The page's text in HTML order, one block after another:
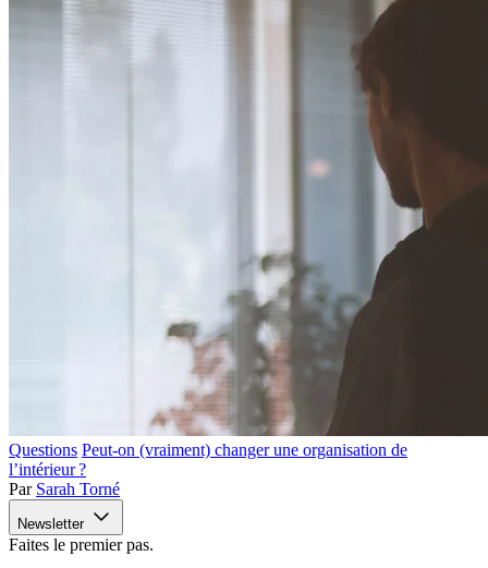
Questions Peut-on (vraiment) changer une organisation de
l’intérieur ?
Par Sarah Torné
Newsletter
Faites le premier pas.